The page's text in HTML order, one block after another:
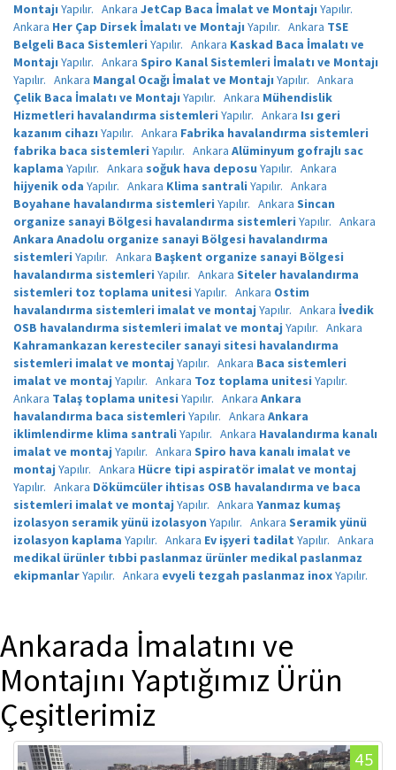
Montajı Yapılır. Ankara JetCap Baca İmalat ve Montajı Yapılır.
Ankara Her Çap Dirsek İmalatı ve Montajı Yapılır. Ankara TSE
Belgeli Baca Sistemleri Yapılır. Ankara Kaskad Baca İmalatı ve
Montajı Yapılır. Ankara Spiro Kanal Sistemleri İmalatı ve Montajı
Yapılır. Ankara Mangal Ocağı İmalat ve Montajı Yapılır. Ankara
Çelik Baca İmalatı ve Montajı Yapılır. Ankara Mühendislik
Hizmetleri havalandırma sistemleri Yapılır. Ankara Isı geri
kazanım cihazı Yapılır. Ankara Fabrika havalandırma sistemleri
fabrika baca sistemleri Yapılır. Ankara Alüminyum gofrajlı sac
kaplama Yapılır. Ankara soğuk hava deposu Yapılır. Ankara
hijyenik oda Yapılır. Ankara Klima santrali Yapılır. Ankara
Boyahane havalandırma sistemleri Yapılır. Ankara Sincan
organize sanayi Bölgesi havalandırma sistemleri Yapılır. Ankara
Ankara Anadolu organize sanayi Bölgesi havalandırma
sistemleri Yapılır. Ankara Başkent organize sanayi Bölgesi
havalandırma sistemleri Yapılır. Ankara Siteler havalandırma
sistemleri toz toplama unitesi Yapılır. Ankara Ostim
havalandırma sistemleri imalat ve montaj Yapılır. Ankara İvedik
OSB havalandırma sistemleri imalat ve montaj Yapılır. Ankara
Kahramankazan keresteciler sanayi sitesi havalandırma
sistemleri imalat ve montaj Yapılır. Ankara Baca sistemleri
imalat ve montaj Yapılır. Ankara Toz toplama unitesi Yapılır.
Ankara Talaş toplama unitesi Yapılır. Ankara Ankara
havalandırma baca sistemleri Yapılır. Ankara Ankara
iklimlendirme klima santrali Yapılır. Ankara Havalandırma kanalı
imalat ve montaj Yapılır. Ankara Spiro hava kanalı imalat ve
montaj Yapılır. Ankara Hücre tipi aspiratör imalat ve montaj
Yapılır. Ankara Dökümcüler ihtisas OSB havalandırma ve baca
sistemleri imalat ve montaj Yapılır. Ankara Yanmaz kumaş
izolasyon seramik yünü izolasyon Yapılır. Ankara Seramik yünü
izolasyon kaplama Yapılır. Ankara Ev işyeri tadilat Yapılır. Ankara
medikal ürünler tıbbi paslanmaz ürünler medikal paslanmaz
ekipmanlarYapılır. Ankara evyeli tezgah paslanmaz inoxYapılır.
Ankarada İmalatını ve
Montajını Yaptığımız Ürün
Çeşitlerimiz
45